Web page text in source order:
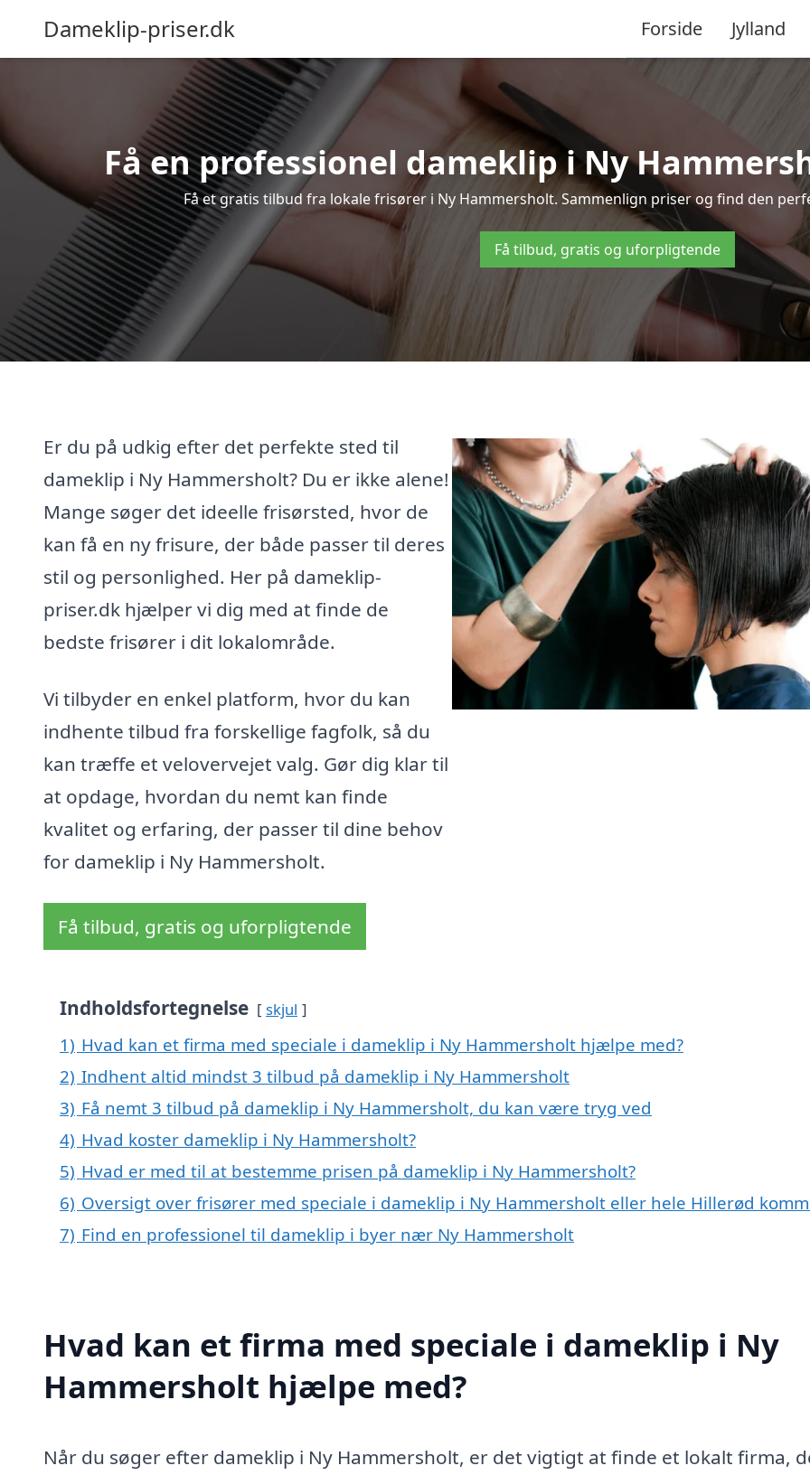
Dameklip-priser.dk Forside Jylland
Få en professionel dameklip i Ny
Få et gratis tilbud fra lokale frisører i Ny Hammersholt. Sammenlign priser og find den
Få tilbud, gratis og uforpligtende
Er du på udkig efter det perfekte sted til
dameklip i Ny Hammersholt? Du er ikke alene!
Mange søger det ideelle frisørsted, hvor de
kan få en ny frisure, der både passer til deres
stil og personlighed. Her på dameklip-
priser.dk hjælper vi dig med at finde de
bedste frisører i dit lokalområde.
Vi tilbyder en enkel platform, hvor du kan
indhente tilbud fra forskellige fagfolk, så du
kan træffe et velovervejet valg. Gør dig klar til
at opdage, hvordan du nemt kan finde
kvalitet og erfaring, der passer til dine behov
for dameklip i Ny Hammersholt.
Få tilbud, gratis og uforpligtende
Indholdsfortegnelse skjul
1) Hvad kan et firma med speciale i dameklip i Ny Hammersholt hjælpe med?
2) Indhent altid mindst 3 tilbud på dameklip i Ny Hammersholt
3) Få nemt 3 tilbud på dameklip i Ny Hammersholt, du kan være tryg ved
4) Hvad koster dameklip i Ny Hammersholt?
5) Hvad er med til at bestemme prisen på dameklip i Ny Hammersholt?
6) Oversigt over frisører med speciale i dameklip i Ny Hammersholt eller hele Hillerød
7) Find en professionel til dameklip i byer nær Ny Hammersholt
Hvad kan et firma med speciale i dameklip i Ny
Hammersholt hjælpe med?
Når du søger efter dameklip i Ny Hammersholt, er det vigtigt at finde et lokalt firma,